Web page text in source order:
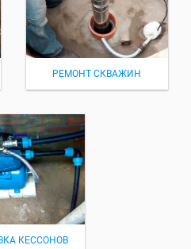
РЕМОНТ СКВАЖИН
КЕССОНОВ